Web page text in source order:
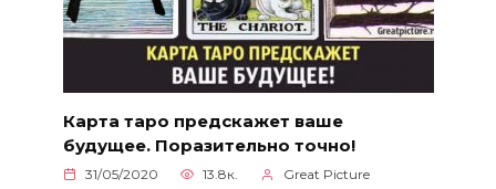
Карта таро предскажет ваше
будущее. Поразительно точно!
31/05/2020 13.8к. Great Picture